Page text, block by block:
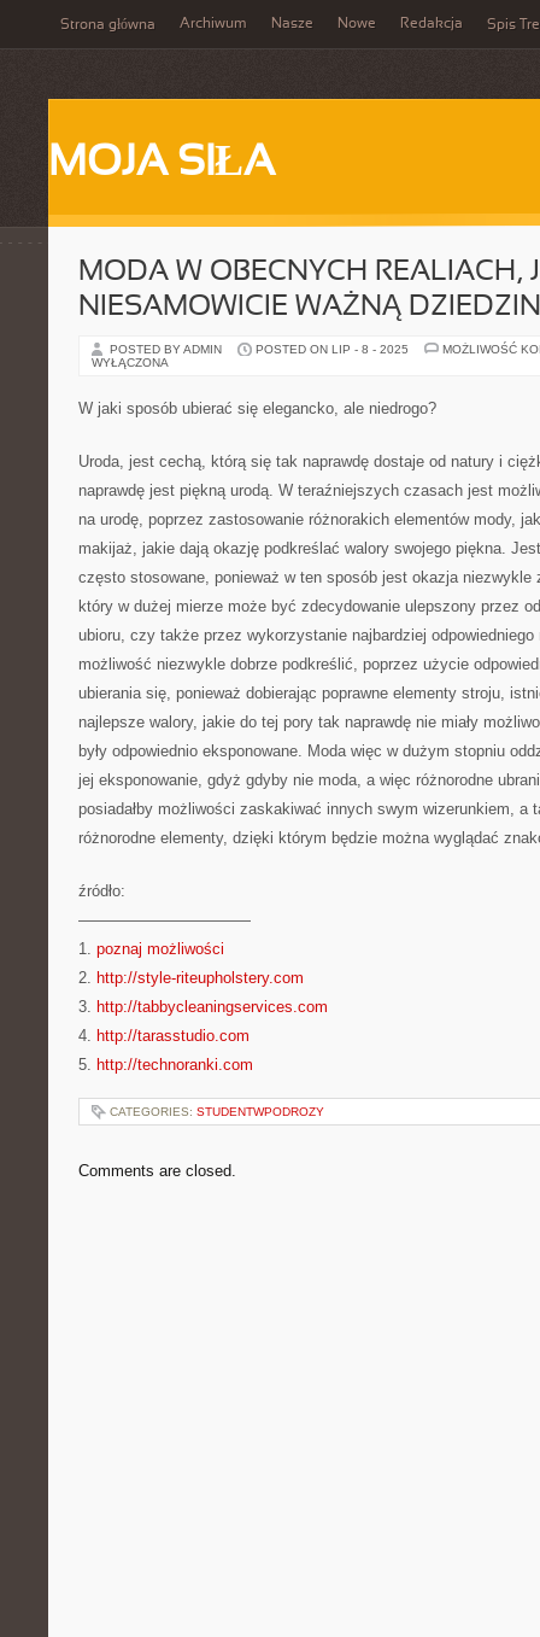
Strona główna Archiwum Nasze Nowe Redakcja Spis
MOJA SIŁA
MODA W OBECNYCH REALIACH,
NIESAMOWICIE WAŻNĄ
POSTED BY ADMIN POSTED ON LIP - 8 - 2025
MOŻLIWOŚĆ
WYŁĄCZONA
W jaki sposób ubierać się elegancko, ale niedrogo?
Uroda, jest cechą, którą się tak naprawdę dostaje od natury i
naprawdę jest piękną urodą. W teraźniejszych czasach jest
na urodę, poprzez zastosowanie różnorakich elementów mody,
makijaż, jakie dają okazję podkreślać walory swojego piękna.
często stosowane, ponieważ w ten sposób jest okazja niezwykle
który w dużej mierze może być zdecydowanie ulepszony przez
ubioru, czy także przez wykorzystanie najbardziej
możliwość niezwykle dobrze podkreślić, poprzez użycie
ubierania się, ponieważ dobierając poprawne elementy stroju,
najlepsze walory, jakie do tej pory tak naprawdę nie miały
były odpowiednio eksponowane. Moda więc w dużym stopniu
jej eksponowanie, gdyż gdyby nie moda, a więc różnorodne
posiadałby możliwości zaskakiwać innych swym wizerunkiem, a
różnorodne elementy, dzięki którym będzie można wyglądać
źródło:
———————————
1. poznaj możliwości
2. http://style-riteupholstery.com
3. http://tabbycleaningservices.com
4. http://tarasstudio.com
5. http://technoranki.com
CATEGORIES: STUDENTWPODROZY
Comments are closed.